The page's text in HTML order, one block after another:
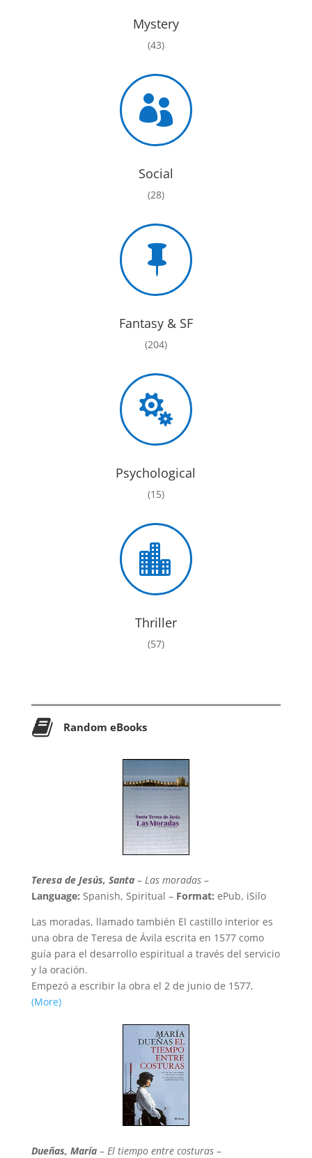
Mystery
(43)

Social
(28)

Fantasy & SF
(204)

Psychological
(15)

Thriller
(57)
Random eBooks
Teresa de Jesús, Santa– Las moradas–
Language: Spanish, Spiritual – Format: ePub, iSilo
Las moradas, llamado también El castillo interior es
una obra de Teresa de Ávila escrita en 1577 como
guía para el desarrollo espiritual a través del servicio
y la oración.
Empezó a escribir la obra el 2 de junio de 1577,
(More)
Dueñas, María– El tiempo entre costuras–